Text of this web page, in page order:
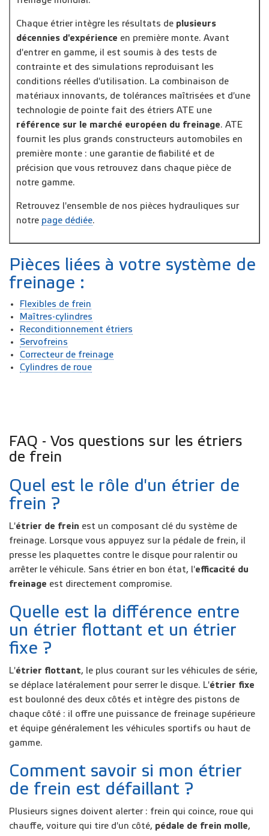
Chaque étrier intègre les résultats de plusieurs
décennies d'expérience en première monte. Avant
d'entrer en gamme, il est soumis à des tests de
contrainte et des simulations reproduisant les
conditions réelles d'utilisation. La combinaison de
matériaux innovants, de tolérances maîtrisées et d'une
technologie de pointe fait des étriers ATE une
référence sur le marché européen du freinage. ATE
fournit les plus grands constructeurs automobiles en
première monte : une garantie de fiabilité et de
précision que vous retrouvez dans chaque pièce de
notre gamme.
Retrouvez l'ensemble de nos pièces hydrauliques sur
notre page dédiée.
Pièces liées à votre système de
freinage :
Flexibles de frein
Maîtres-cylindres
Reconditionnement étriers
Servofreins
Correcteur de freinage
Cylindres de roue
FAQ - Vos questions sur les étriers
de frein
Quel est le rôle d'un étrier de
frein ?
L'étrier de frein est un composant clé du système de
freinage. Lorsque vous appuyez sur la pédale de frein, il
presse les plaquettes contre le disque pour ralentir ou
arrêter le véhicule. Sans étrier en bon état, l'efficacité du
freinage est directement compromise.
Quelle est la différence entre
un étrier flottant et un étrier
fixe ?
L'étrier flottant, le plus courant sur les véhicules de série,
se déplace latéralement pour serrer le disque. L'étrier fixe
est boulonné des deux côtés et intègre des pistons de
chaque côté : il offre une puissance de freinage supérieure
et équipe généralement les véhicules sportifs ou haut de
gamme.
Comment savoir si mon étrier
de frein est défaillant ?
Plusieurs signes doivent alerter : frein qui coince, roue qui
chauffe, voiture qui tire d'un côté, pédale de frein molle,